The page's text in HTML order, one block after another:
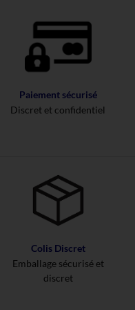
Paiement sécurisé
Discret et confidentiel
Colis Discret
Emballage sécurisé et
discret